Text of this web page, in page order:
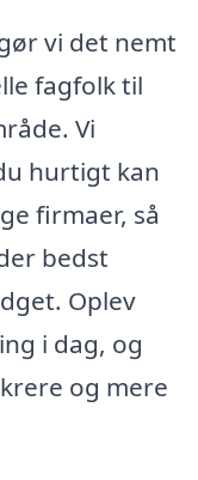
vi det nemt
fagfolk til
Vi
hurtigt kan
firmaer, så
bedst
Oplev
i dag, og
og mere